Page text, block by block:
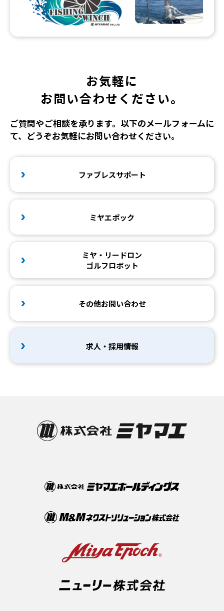
お気軽に
お問い合わせください。
ご質問やご相談を承ります。以下のメールフォームに
て、どうぞお気軽にお問い合わせください。
ファブレスサポート
ミヤエポック
ミヤ・リードロン
ゴルフロボット
その他お問い合わせ
求人・採用情報